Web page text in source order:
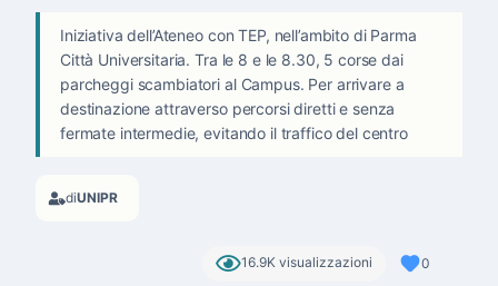
Iniziativa dell’Ateneo con TEP, nell’ambito di Parma
Città Universitaria. Tra le 8 e le 8.30, 5 corse dai
parcheggi scambiatori al Campus. Per arrivare a
destinazione attraverso percorsi diretti e senza
fermate intermedie, evitando il traffico del centro
diUNIPR
16.9K visualizzazioni 0